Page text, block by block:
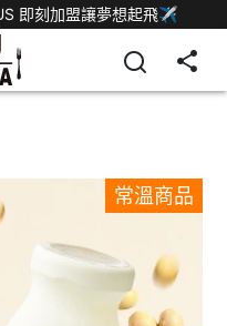
即刻加盟讓夢想起飛✈
常溫商品